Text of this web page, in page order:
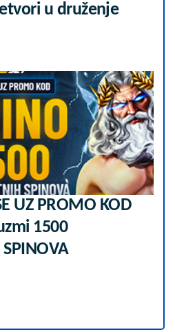
u druženje
UZ PROMO KOD
1500
SPINOVA